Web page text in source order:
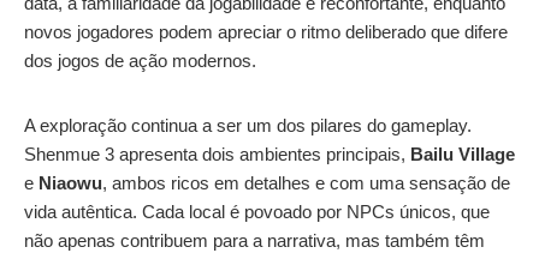
novos jogadores podem apreciar o ritmo deliberado que difere
dos jogos de ação modernos.
A exploração continua a ser um dos pilares do gameplay.
Shenmue 3 apresenta dois ambientes principais, Bailu Village
e Niaowu, ambos ricos em detalhes e com uma sensação de
vida autêntica. Cada local é povoado por NPCs únicos, que
não apenas contribuem para a narrativa, mas também têm